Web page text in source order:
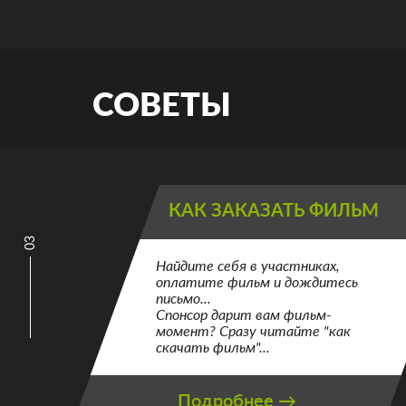
СОВЕТЫ
03
КАК ЗАКАЗАТЬ ФИЛЬМ
Найдите себя в участниках,
оплатите фильм и дождитесь
письмо...
Спонсор дарит вам фильм-
момент? Сразу читайте "как
скачать фильм"...
Подробнее →